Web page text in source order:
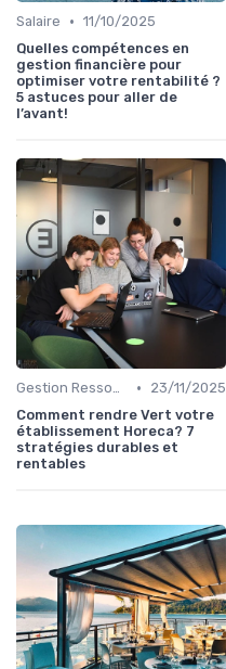
Salaire • 11/10/2025
Quelles compétences en
gestion financière pour
optimiser votre rentabilité ?
5 astuces pour aller de
l’avant!
Gestion Ressources •
23/11/2025
Comment rendre Vert votre
établissement Horeca? 7
stratégies durables et
rentables